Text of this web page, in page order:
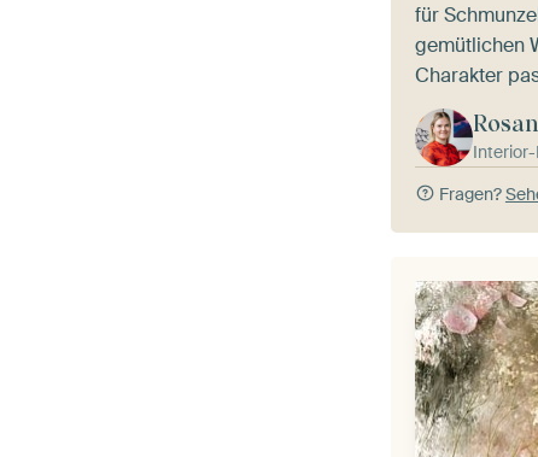
für
gemütlichen
Charakter
Fragen?